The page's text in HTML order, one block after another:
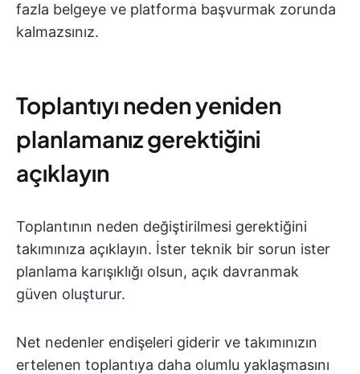
fazla belgeye ve platforma başvurmak zorunda
kalmazsınız.
Toplantıyı neden yeniden
planlamanız gerektiğini
açıklayın
Toplantının neden değiştirilmesi gerektiğini
takımınıza açıklayın. İster teknik bir sorun ister
planlama karışıklığı olsun, açık davranmak
güven oluşturur.
Net nedenler endişeleri giderir ve takımınızın
ertelenen toplantıya daha olumlu yaklaşmasını